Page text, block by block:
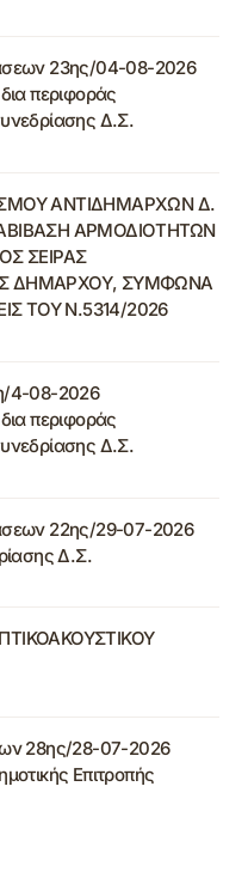
23ης/04-08-2026
περιφοράς
Δ.Σ.
ΑΝΤΙΔΗΜΑΡΧΩΝ Δ.
ΑΡΜΟΔΙΟΤΗΤΩΝ
ΣΕΙΡΑΣ
ΔΗΜΑΡΧΟΥ, ΣΥΜΦΩΝΑ
ΤΟΥ Ν.5314/2026
4-08-2026
περιφοράς
Δ.Σ.
22ης/29-07-2026
Δ.Σ.
28ης/28-07-2026
Επιτροπής